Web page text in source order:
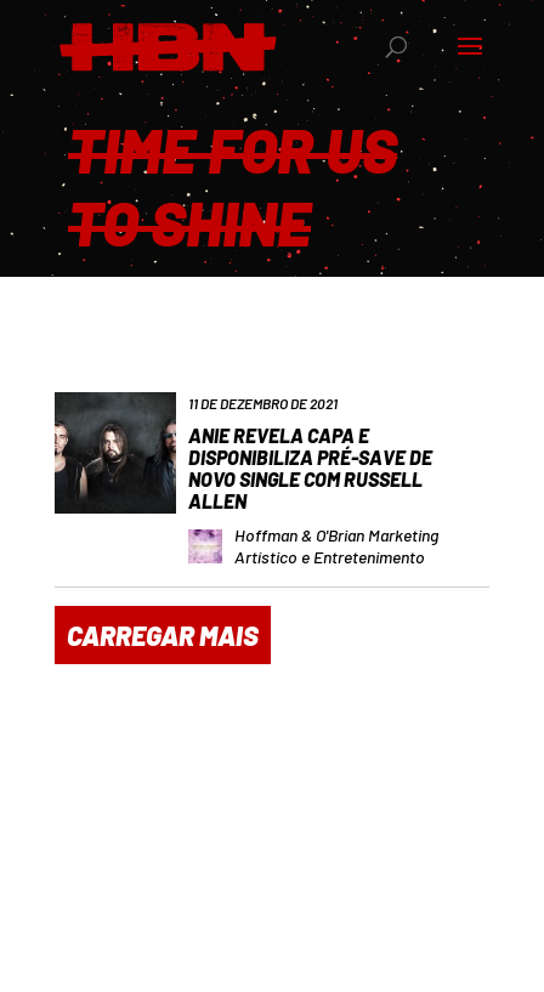
TIME FOR US
TO SHINE
11 DE DEZEMBRO DE 2021
ANIE REVELA CAPA E
DISPONIBILIZA PRÉ-SAVE DE
NOVO SINGLE COM RUSSELL
ALLEN
Hoffman & O'Brian Marketing
Artístico e Entretenimento
CARREGAR MAIS